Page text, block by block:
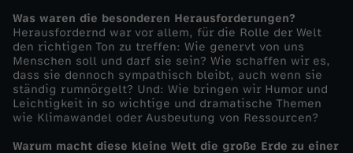
t
e
r
w
Was waren die besonderen Herausforderungen?
Herausfordernd war vor allem, für die Rolle der Welt
den richtigen Ton zu treffen: Wie genervt von uns
Menschen soll und darf sie sein? Wie schaffen wir es,
dass sie dennoch sympathisch bleibt, auch wenn sie
ständig rumnörgelt? Und: Wie bringen wir Humor und
Leichtigkeit in so wichtige und dramatische Themen
wie Klimawandel oder Ausbeutung von Ressourcen?
Warum macht diese kleine Welt die große Erde zu einer